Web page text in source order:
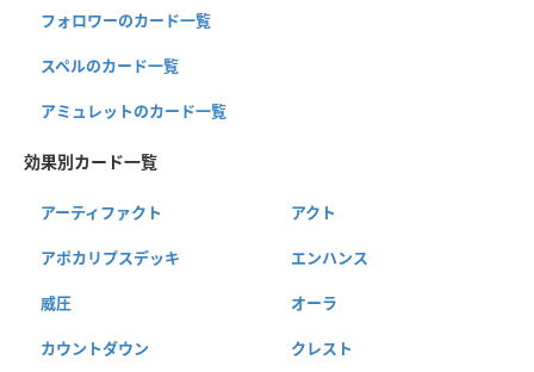
フォロワーのカード一覧
スペルのカード一覧
アミュレットのカード一覧
効果別カード一覧
アーティファクト アクト
アポカリプスデッキ エンハンス
威圧 オーラ
カウントダウン クレスト